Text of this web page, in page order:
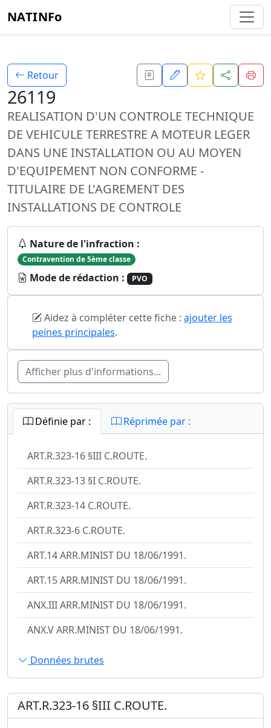
NATINFo
Retour
26119
REALISATION D'UN CONTROLE TECHNIQUE
DE VEHICULE TERRESTRE A MOTEUR LEGER
DANS UNE INSTALLATION OU AU MOYEN
D'EQUIPEMENT NON CONFORME -
TITULAIRE DE L'AGREMENT DES
INSTALLATIONS DE CONTROLE
Nature de l'infraction :
Contravention de 5ème classe
Mode de rédaction : PVO
Aidez à compléter cette fiche : ajouter les
peines principales.
Afficher plus d'informations...
Définie par : Réprimée par :
ART.R.323-16 §III C.ROUTE.
ART.R.323-13 §I C.ROUTE.
ART.R.323-14 C.ROUTE.
ART.R.323-6 C.ROUTE.
ART.14 ARR.MINIST DU 18/06/1991.
ART.15 ARR.MINIST DU 18/06/1991.
ANX.III ARR.MINIST DU 18/06/1991.
ANX.V ARR.MINIST DU 18/06/1991.
Données brutes
ART.R.323-16 §III C.ROUTE.